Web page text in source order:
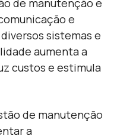
de manutenção e
e
sistemas e
aumenta a
custos e estimula
de manutenção
a